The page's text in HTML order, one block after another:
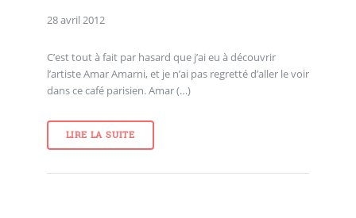
28 avril 2012
C’est tout à fait par hasard que j’ai eu à découvrir
l’artiste Amar Amarni, et je n’ai pas regretté d’aller le voir
dans ce café parisien. Amar (…)
LIRE LA SUITE